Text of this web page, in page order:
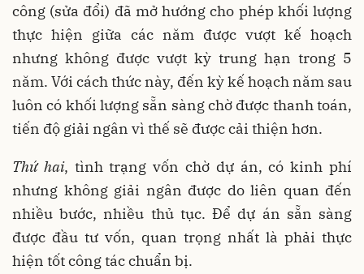
công (sửa đổi) đã mở hướng cho phép khối lượng
thực hiện giữa các năm được vượt kế hoạch
nhưng không được vượt kỳ trung hạn trong 5
năm. Với cách thức này, đến kỳ kế hoạch năm sau
luôn có khối lượng sẵn sàng chờ được thanh toán,
tiến độ giải ngân vì thế sẽ được cải thiện hơn.
Thứ hai, tình trạng vốn chờ dự án, có kinh phí
nhưng không giải ngân được do liên quan đến
nhiều bước, nhiều thủ tục. Để dự án sẵn sàng
được đầu tư vốn, quan trọng nhất là phải thực
hiện tốt công tác chuẩn bị.